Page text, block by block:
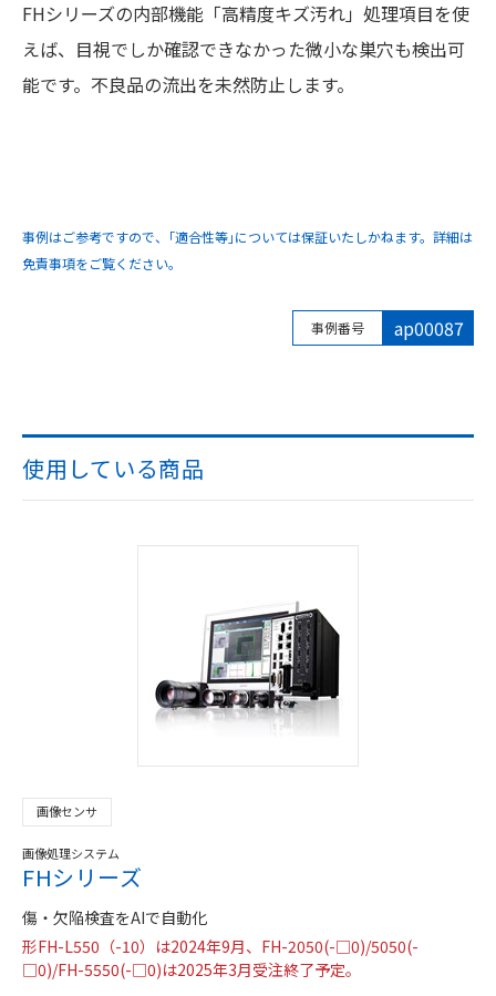
FHシリーズの内部機能「高精度キズ汚れ」処理項目を使
えば、目視でしか確認できなかった微小な巣穴も検出可
能です。不良品の流出を未然防止します。
事例はご参考ですので、｢適合性等｣については保証いたしかねます。詳細は
免責事項をご覧ください。
事例番号 ap00087
使用している商品
画像処理システム
FHシリーズ
傷・欠陥検査をAIで自動化
形FH-L550（-10）は2024年9月、FH-2050(-□0)/5050(-
□0)/FH-5550(-□0)は2025年3月受注終了予定。
画像センサ